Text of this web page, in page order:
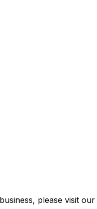
please visit our